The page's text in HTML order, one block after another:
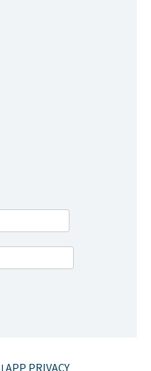
| APP PRIVACY